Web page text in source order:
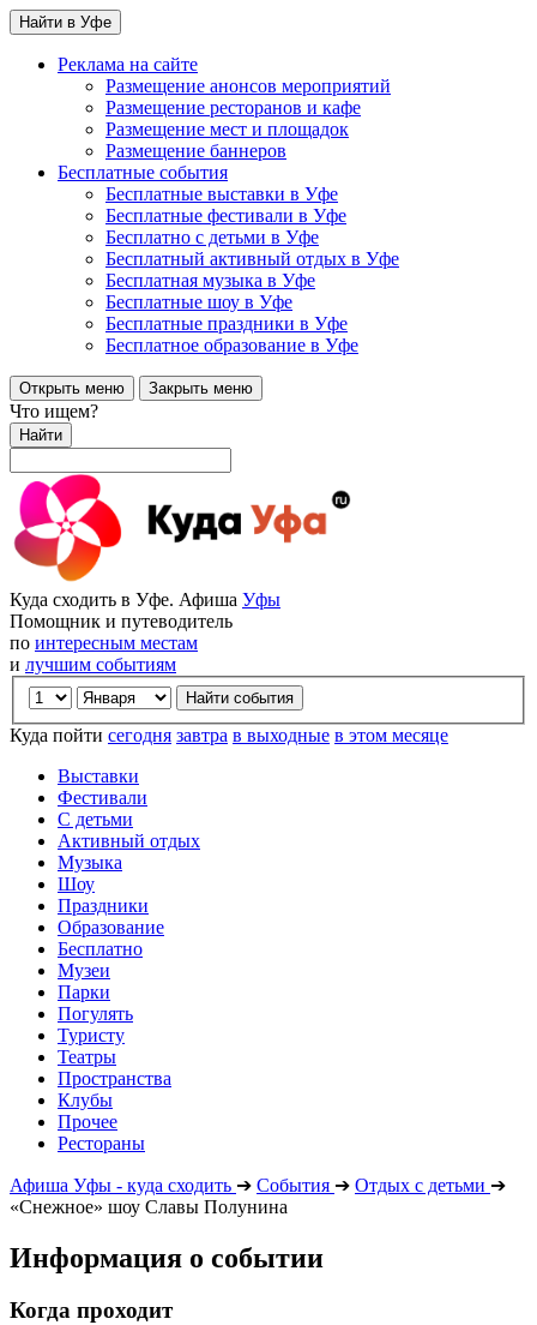
Найти в Уфе
Реклама на сайте
Размещение анонсов мероприятий
Размещение ресторанов и кафе
Размещение мест и площадок
Размещение баннеров
Бесплатные события
Бесплатные выставки в Уфе
Бесплатные фестивали в Уфе
Бесплатно с детьми в Уфе
Бесплатный активный отдых в Уфе
Бесплатная музыка в Уфе
Бесплатные шоу в Уфе
Бесплатные праздники в Уфе
Бесплатное образование в Уфе
Открыть меню Закрыть меню
Что ищем?
Найти
Куда сходить в Уфе. Афиша Уфы
Помощник и путеводитель
по интересным местам
и лучшим событиям
Куда пойти сегодня завтра в выходные в этом месяце
Выставки
Фестивали
С детьми
Активный отдых
Музыка
Шоу
Праздники
Образование
Бесплатно
Музеи
Парки
Погулять
Туристу
Театры
Пространства
Клубы
Прочее
Рестораны
Афиша Уфы - куда сходить ➔ События ➔ Отдых с детьми ➔
«Снежное» шоу Славы Полунина
Информация о событии
Когда проходит